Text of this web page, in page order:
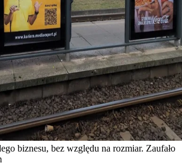
biznesu, bez względu na rozmiar. Zaufało